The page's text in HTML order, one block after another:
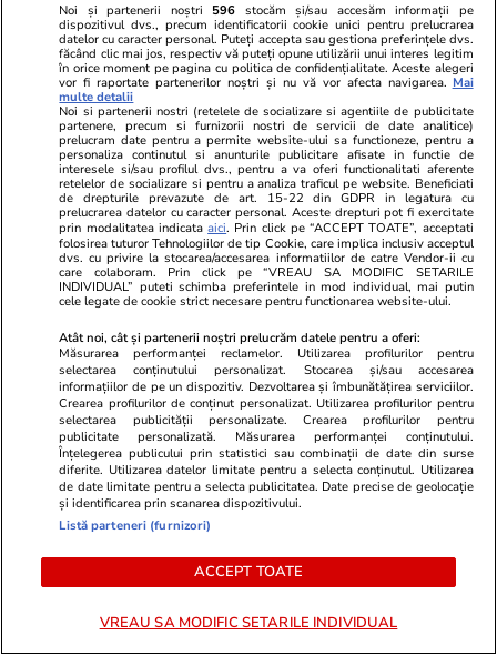
TVMania.ro
A rupt tăcerea fără nicio rușine!
Daniela Crudu spune totul despre
activitatea ei de pe platformele
pentru adulți: „Fac ce vreau, e
wow!”
Sfârşit
de ani din
dispărută
ucisă de
PARTENERI
Noi și partenerii noștri 596 stocăm și/sau accesăm informații pe
dispozitivul dvs., precum identificatorii cookie unici pentru prelucrarea
datelor cu caracter personal. Puteți accepta sau gestiona preferințele dvs.
făcând clic mai jos, respectiv vă puteți opune utilizării unui interes legitim
în orice moment pe pagina cu politica de confidențialitate. Aceste alegeri
vor fi raportate partenerilor noștri și nu vă vor afecta navigarea. Mai
multe detalii
Noi si partenerii nostri (retelele de socializare si agentiile de publicitate
partenere, precum si furnizorii nostri de servicii de date analitice)
prelucram date pentru a permite website-ului sa functioneze, pentru a
personaliza continutul si anunturile publicitare afisate in functie de
interesele si/sau profilul dvs., pentru a va oferi functionalitati aferente
retelelor de socializare si pentru a analiza traficul pe website. Beneficiati
de drepturile prevazute de art. 15-22 din GDPR in legatura cu
prelucrarea datelor cu caracter personal. Aceste drepturi pot fi exercitate
prin modalitatea indicataaici. Prin click pe “ACCEPT TOATE”, acceptati
folosirea tuturor Tehnologiilor de tip Cookie, care implica inclusiv acceptul
dvs. cu privire la stocarea/accesarea informatiilor de catre Vendor-ii cu
care colaboram. Prin click pe “VREAU SA MODIFIC SETARILE
INDIVIDUAL” puteti schimba preferintele in mod individual, mai putin
cele legate de cookie strict necesare pentru functionarea website-ului.
Atât noi, cât și partenerii noștri prelucrăm datele pentru a oferi:
Măsurarea performanței reclamelor. Utilizarea profilurilor pentru
selectarea conținutului personalizat. Stocarea și/sau accesarea
informațiilor de pe un dispozitiv. Dezvoltarea și îmbunătățirea serviciilor.
Crearea profilurilor de conținut personalizat. Utilizarea profilurilor pentru
selectarea publicității personalizate. Crearea profilurilor pentru
publicitate personalizată. Măsurarea performanței conținutului.
Înțelegerea publicului prin statistici sau combinații de date din surse
diferite. Utilizarea datelor limitate pentru a selecta conținutul. Utilizarea
de date limitate pentru a selecta publicitatea. Date precise de geolocație
și identificarea prin scanarea dispozitivului.
Listă parteneri (furnizori)
ACCEPT TOATE
VREAU SA MODIFIC SETARILE INDIVIDUAL